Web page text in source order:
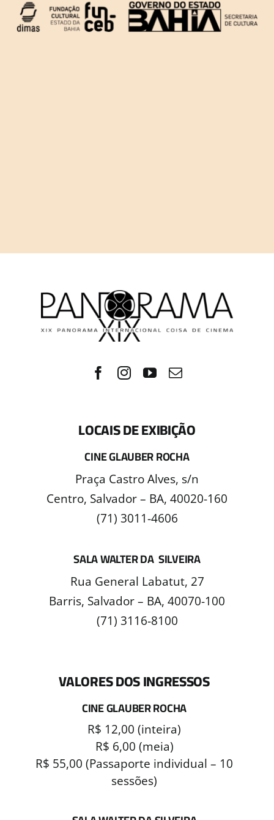
LOCAIS DE EXIBIÇÃO
CINE GLAUBER ROCHA
Praça Castro Alves, s/n
Centro, Salvador – BA, 40020-160
(71) 3011-4606
SALA WALTER DA SILVEIRA
Rua General Labatut, 27
Barris, Salvador – BA, 40070-100
(71) 3116-8100
VALORES DOS INGRESSOS
CINE GLAUBER ROCHA
R$ 12,00 (inteira)
R$ 6,00 (meia)
R$ 55,00 (Passaporte individual – 10
sessões)